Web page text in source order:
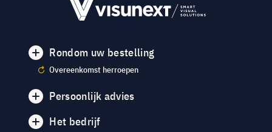
Rondom uw bestelling
Overeenkomst herroepen
Persoonlijk advies
Het bedrijf